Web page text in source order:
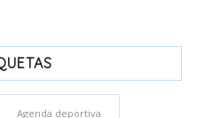
Agenda deportiva